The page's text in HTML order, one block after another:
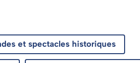
et spectacles historiques